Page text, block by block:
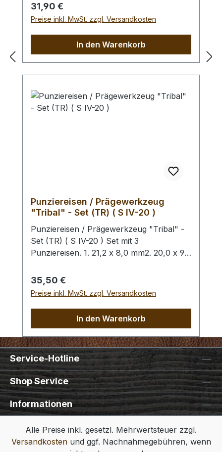
Regulärer Preis:
31,90 €
Preise inkl. MwSt. zzgl. Versandkosten
In den Warenkorb
Punziereisen / Prägewerkzeug
"Tribal" - Set (TR) ( S IV-20 )
Punziereisen / Prägewerkzeug "Tribal" -
Set (TR) ( S IV-20 ) Set mit 3
Punziereisen. 1. 21,2 x 8,0 mm2. 20,0 x 9,1
Leders bitte die Oberfläche mit einem
Schwamm und lauwarmen Wasser
anfeuchten (Oberfläche muss saugfähig
gefärbt werden. Unabhängig davon, ob
das Leder gefärbt wird, empfehlen wir
Ihnen abschliessend die Oberfläche mit
unserem Leder - Pflege - Finish zu
behandeln (Oberfläche wird schmutz- und
wasserabweisend). Bitte benutzen Sie
zum Schlagen unbedingt einen geeigneten
Hammer, um eine Beschädigung der
Punziereisen auszuschliessen.
Regulärer Preis:
35,50 €
Preise inkl. MwSt. zzgl. Versandkosten
In den Warenkorb
Service-Hotline
Shop Service
Informationen
Alle Preise inkl. gesetzl. Mehrwertsteuer zzgl.
Versandkostenund ggf. Nachnahmegebühren, wenn